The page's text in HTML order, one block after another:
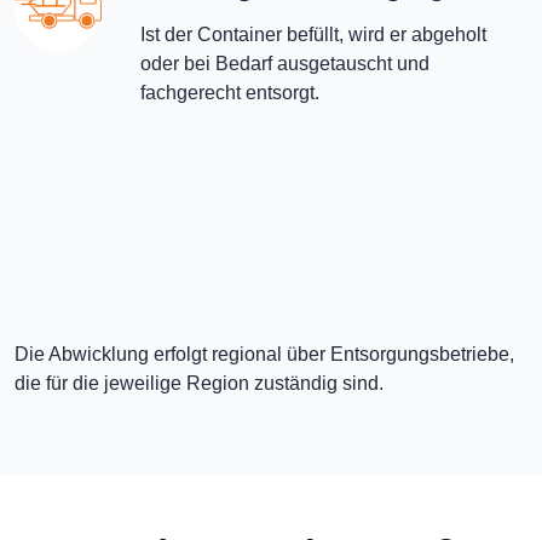
Ist der Container befüllt, wird er abgeholt
oder bei Bedarf ausgetauscht und
fachgerecht entsorgt.
Die Abwicklung erfolgt regional über Entsorgungsbetriebe,
die für die jeweilige Region zuständig sind.